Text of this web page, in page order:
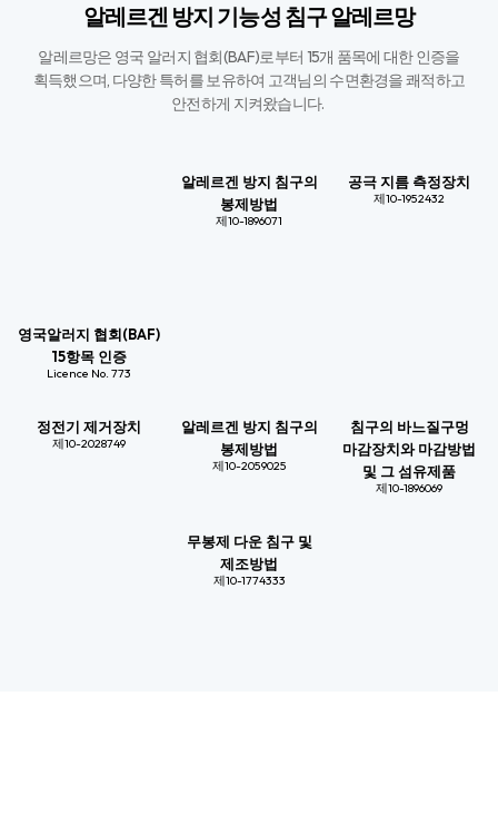
알레르겐 방지 기능성 침구 알레르망
알레르망은 영국 알러지 협회(BAF)로부터 15개 품목에 대한 인증을
획득했으며, 다양한 특허를 보유하여 고객님의 수면환경을 쾌적하고
안전하게 지켜왔습니다. ​
영국알러지 협회(BAF)
알레르겐 방지 침구의
봉제방법
제10-1896071​
공극 지름 측정장치
제10-1952432
알레르겐 방지 침구의
침구의 바느질구멍
마감장치와 마감방법
무봉제 다운 침구 및